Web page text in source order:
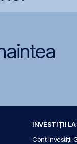
INVESTIȚII LA
Cont Investiții